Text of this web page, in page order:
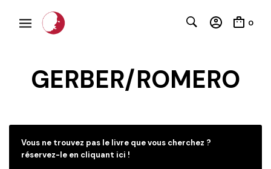
0
GERBER/ROMERO
Vous ne trouvez pas le livre que vous cherchez ?
réservez-le en cliquant ici !